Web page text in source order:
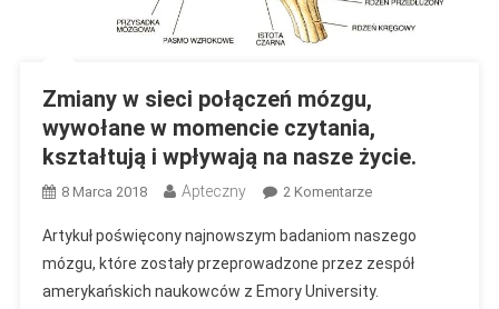
Zmiany w sieci połączeń mózgu,
wywołane w momencie czytania,
kształtują i wpływają na nasze życie.
8 Marca 2018 Apteczny 2 KomentarzeDo
W
Sieci
Połączeń
Artykuł poświęcony najnowszym badaniom naszego
mózgu, które zostały przeprowadzone przez zespół
amerykańskich naukowców z Emory University.